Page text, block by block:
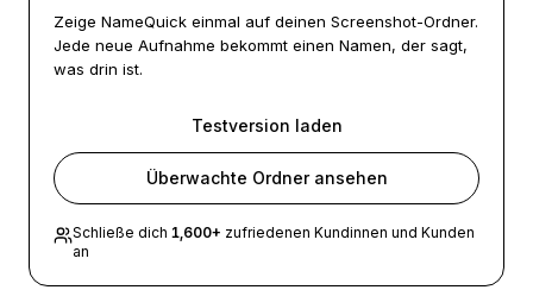
Zeige NameQuick einmal auf deinen Screenshot-Ordner.
Jede neue Aufnahme bekommt einen Namen, der sagt,
was drin ist.
Testversion laden
Überwachte Ordner ansehen
Schließe dich 1,600+ zufriedenen Kundinnen und Kunden
an